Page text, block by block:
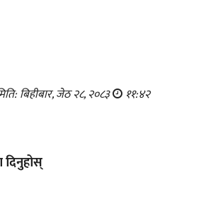
बिहीबार, जेठ २८, २०८३ ११:४२
दिनुहोस्